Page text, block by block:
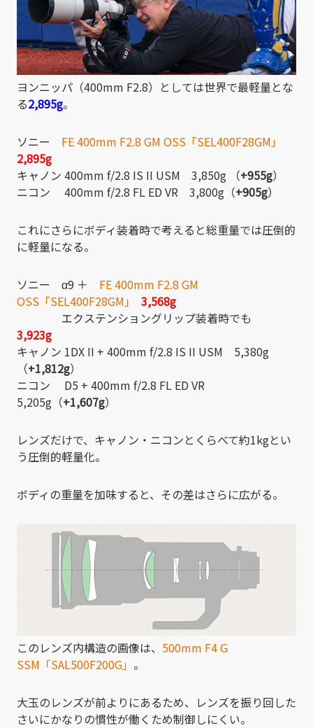
ヨンニッパ（400mm F2.8）としては世界で最軽量とな
る2,895g。
ソニー FE 400mm F2.8 GM OSS「SEL400F28GM」
2,895g
キャノン 400mm f/2.8 IS II USM 3,850g （+955g）
ニコン 400mm f/2.8 FL ED VR 3,800g（+905g）
これにさらにボディ装着時で考えると総重量では圧倒的
に軽量になる。
ソニー α9 ＋ FE 400mm F2.8 GM
OSS「SEL400F28GM」
3,568g
エクステンショングリップ装着時でも
3,923g
キャノン 1DX II + 400mm f/2.8 IS II USM 5,380g
（+1,812g）
ニコン D5 + 400mm f/2.8 FL ED VR
5,205g（+1,607g）
レンズだけで、キャノン・ニコンとくらべて約1kgとい
う圧倒的軽量化。
ボディの重量を加味すると、その差はさらに広がる。
このレンズ内構造の画像は、 500mm F4 G
SSM「SAL500F200G」 。
大玉のレンズが前よりにあるため、レンズを振り回した
さいにかなりの慣性が働くため制御しにくい。